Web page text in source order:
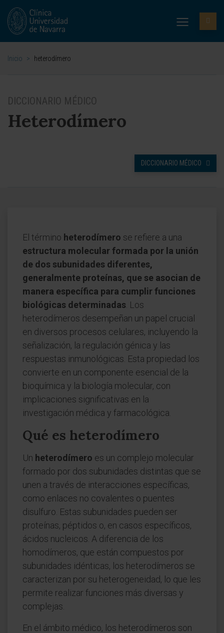
Inicio > heterodímero
DICCIONARIO MÉDICO
Heterodímero
DICCIONARIO MÉDICO
El término heterodímero se refiere a una
estructura molecular formada por la unión
de dos subunidades diferentes,
generalmente proteínas, que se asocian de
manera específica para cumplir funciones
biológicas determinadas . Los
heterodímeros desempeñan un papel crucial
en diversos procesos celulares, incluyendo la
señalización, la regulación génica y las
respuestas inmunológicas. Esta propiedad los
convierte en un componente esencial de la
bioquímica y la biología molecular, con
implicaciones significativas en la
investigación médica y farmacológica.
Qué es heterodímero
Un heterodímero es un complejo molecular
formado por dos subunidades distintas que se
unen a través de interacciones específicas,
como enlaces no covalentes o puentes
disulfuro. Estas subunidades pueden ser
proteínas, péptidos o, en casos específicos,
ácidos nucleicos. A diferencia de los
homodímeros, que están compuestos por
subunidades idénticas, los heterodímeros se
caracterizan por su heterogeneidad, lo que les
permite realizar funciones más diversas y
complejas.
En el ámbito médico, los heterodímeros son